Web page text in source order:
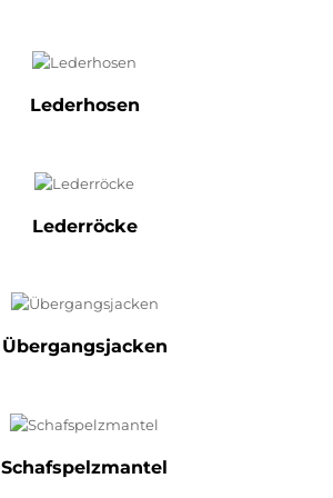
Lederhosen
Lederröcke
Übergangsjacken
Schafspelzmantel